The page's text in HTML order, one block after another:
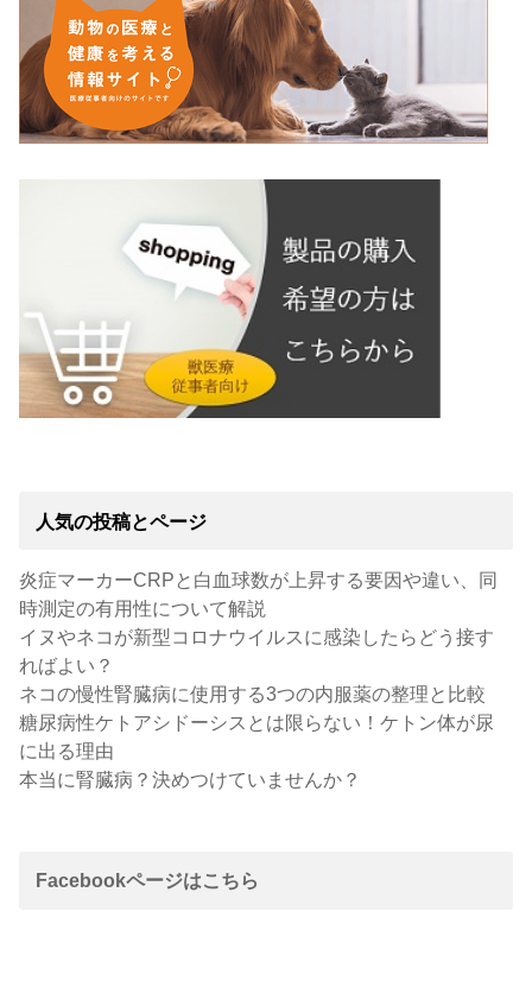
人気の投稿とページ
炎症マーカーCRPと白血球数が上昇する要因や違い、同
時測定の有用性について解説
イヌやネコが新型コロナウイルスに感染したらどう接す
ればよい？
ネコの慢性腎臓病に使用する3つの内服薬の整理と比較
糖尿病性ケトアシドーシスとは限らない！ケトン体が尿
に出る理由
本当に腎臓病？決めつけていませんか？
Facebookページはこちら